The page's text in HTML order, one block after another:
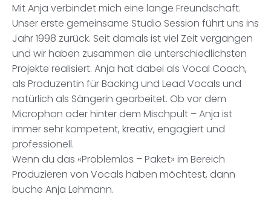
Mit Anja verbindet mich eine lange Freundschaft.
Unser erste gemeinsame Studio Session führt uns ins
Jahr 1998 zurück. Seit damals ist viel Zeit vergangen
und wir haben zusammen die unterschiedlichsten
Projekte realisiert. Anja hat dabei als Vocal Coach,
als Produzentin für Backing und Lead Vocals und
natürlich als Sängerin gearbeitet. Ob vor dem
Microphon oder hinter dem Mischpult – Anja ist
immer sehr kompetent, kreativ, engagiert und
professionell.
Wenn du das «Problemlos – Paket» im Bereich
Produzieren von Vocals haben möchtest, dann
buche Anja Lehmann.